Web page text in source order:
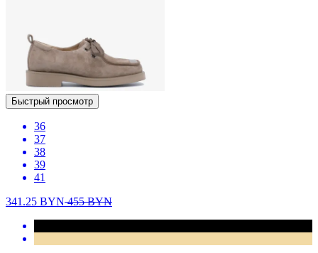
Быстрый просмотр
36
37
38
39
41
341.25 BYN455BYN